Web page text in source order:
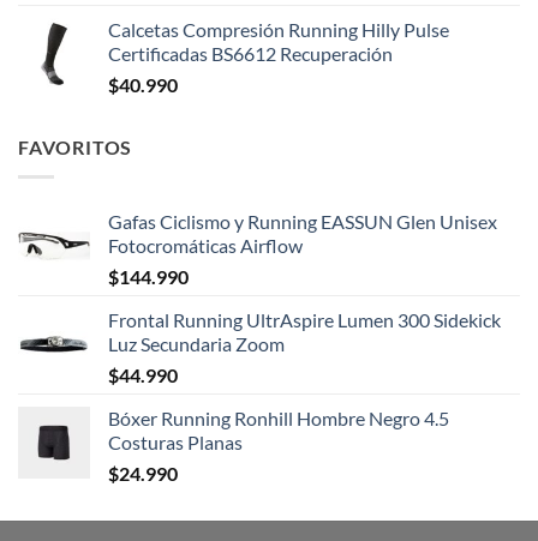
Calcetas Compresión Running Hilly Pulse
Certificadas BS6612 Recuperación
$40.990
FAVORITOS
Gafas Ciclismo y Running EASSUN Glen Unisex
Fotocromáticas Airflow
$144.990
Frontal Running UltrAspire Lumen 300 Sidekick
Luz Secundaria Zoom
$44.990
Bóxer Running Ronhill Hombre Negro 4.5
Costuras Planas
$24.990